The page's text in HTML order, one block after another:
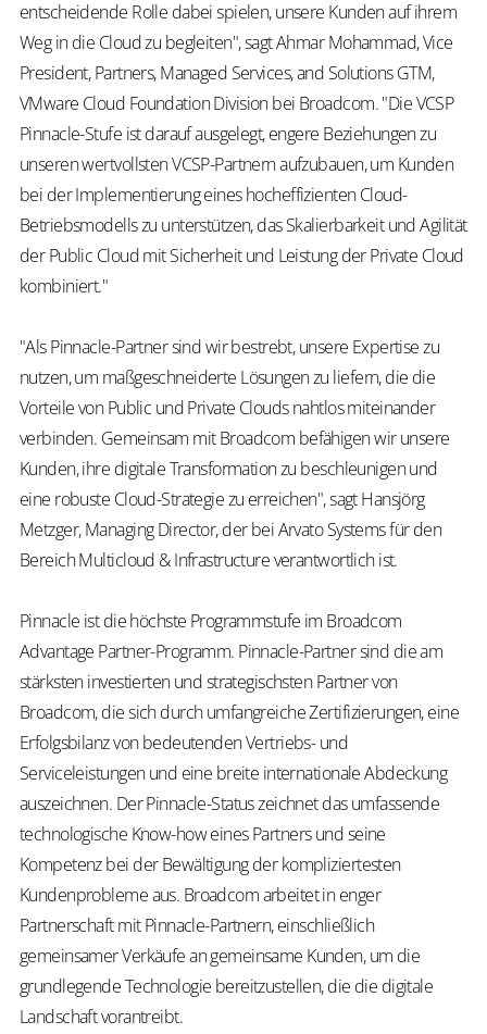
entscheidende Rolle dabei spielen, unsere Kunden auf ihrem
Weg in die Cloud zu begleiten", sagt Ahmar Mohammad, Vice
President, Partners, Managed Services, and Solutions GTM,
VMware Cloud Foundation Division bei Broadcom. "Die VCSP
Pinnacle-Stufe ist darauf ausgelegt, engere Beziehungen zu
unseren wertvollsten VCSP-Partnern aufzubauen, um Kunden
bei der Implementierung eines hocheffizienten Cloud-
Betriebsmodells zu unterstützen, das Skalierbarkeit und Agilität
der Public Cloud mit Sicherheit und Leistung der Private Cloud
kombiniert."
"Als Pinnacle-Partner sind wir bestrebt, unsere Expertise zu
nutzen, um maßgeschneiderte Lösungen zu liefern, die die
Vorteile von Public und Private Clouds nahtlos miteinander
verbinden. Gemeinsam mit Broadcom befähigen wir unsere
Kunden, ihre digitale Transformation zu beschleunigen und
eine robuste Cloud-Strategie zu erreichen", sagt Hansjörg
Metzger, Managing Director, der bei Arvato Systems für den
Bereich Multicloud & Infrastructure verantwortlich ist.
Pinnacle ist die höchste Programmstufe im Broadcom
Advantage Partner-Programm. Pinnacle-Partner sind die am
stärksten investierten und strategischsten Partner von
Broadcom, die sich durch umfangreiche Zertifizierungen, eine
Erfolgsbilanz von bedeutenden Vertriebs- und
Serviceleistungen und eine breite internationale Abdeckung
auszeichnen. Der Pinnacle-Status zeichnet das umfassende
technologische Know-how eines Partners und seine
Kompetenz bei der Bewältigung der kompliziertesten
Kundenprobleme aus. Broadcom arbeitet in enger
Partnerschaft mit Pinnacle-Partnern, einschließlich
gemeinsamer Verkäufe an gemeinsame Kunden, um die
grundlegende Technologie bereitzustellen, die die digitale
Landschaft vorantreibt.